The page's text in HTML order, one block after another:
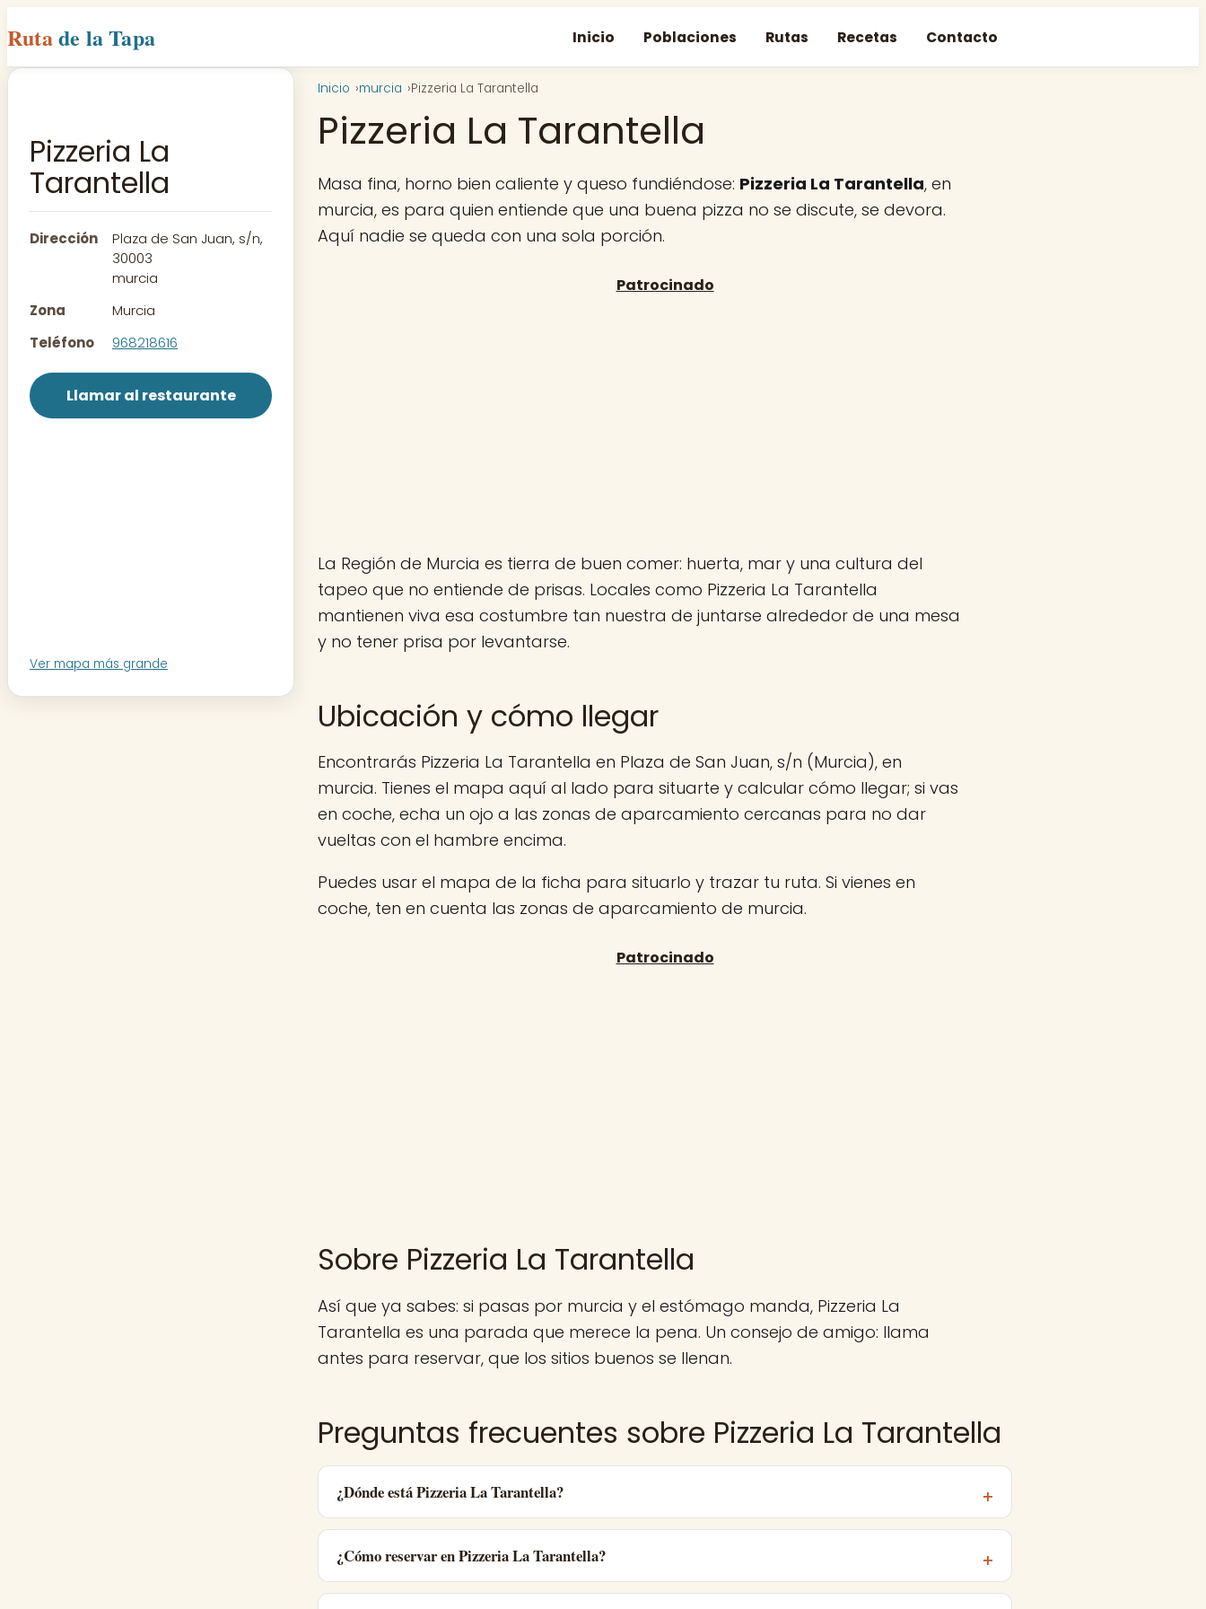
Rutade la Tapa Inicio Poblaciones Rutas Recetas Contacto
Pizzeria La
Tarantella
Dirección
Plaza de San Juan, s/n,
30003
murcia
Zona
Murcia
Teléfono
968218616
Llamar al restaurante
Ver mapa más grande
Inicio murcia Pizzeria La Tarantella
Pizzeria La Tarantella
Masa fina, horno bien caliente y queso fundiéndose: Pizzeria La Tarantella, en
murcia, es para quien entiende que una buena pizza no se discute, se devora.
Aquí nadie se queda con una sola porción.
La Región de Murcia es tierra de buen comer: huerta, mar y una cultura del
tapeo que no entiende de prisas. Locales como Pizzeria La Tarantella
mantienen viva esa costumbre tan nuestra de juntarse alrededor de una mesa
y no tener prisa por levantarse.
Ubicación y cómo llegar
Encontrarás Pizzeria La Tarantella en Plaza de San Juan, s/n (Murcia), en
murcia. Tienes el mapa aquí al lado para situarte y calcular cómo llegar; si vas
en coche, echa un ojo a las zonas de aparcamiento cercanas para no dar
vueltas con el hambre encima.
Puedes usar el mapa de la ficha para situarlo y trazar tu ruta. Si vienes en
coche, ten en cuenta las zonas de aparcamiento de murcia.
Sobre Pizzeria La Tarantella
Así que ya sabes: si pasas por murcia y el estómago manda, Pizzeria La
Tarantella es una parada que merece la pena. Un consejo de amigo: llama
antes para reservar, que los sitios buenos se llenan.
Preguntas frecuentes sobre Pizzeria La Tarantella
¿Dónde está Pizzeria La Tarantella?
¿Cómo reservar en Pizzeria La Tarantella?